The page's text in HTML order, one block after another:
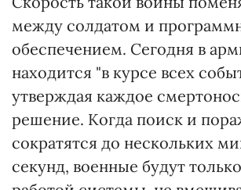
между солдатом и
обеспечением. Сегодня в
находится "в курсе всех
утверждая каждое
решение. Когда поиск и
сократятся до нескольких
секунд, военные будут